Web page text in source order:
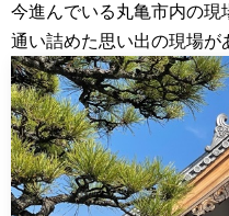
今進んでいる丸亀市内の現
通い詰めた思い出の現場が
本日の一品
その他